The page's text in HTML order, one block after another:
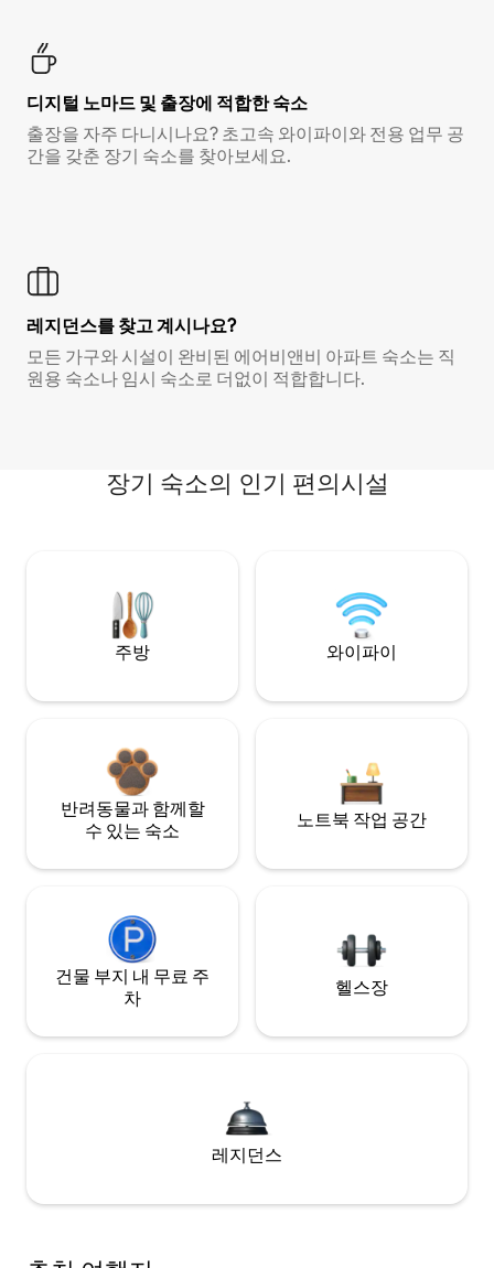
디지털 노마드 및 출장에 적합한 숙소
출장을 자주 다니시나요? 초고속 와이파이와 전용 업무 공
간을 갖춘 장기 숙소를 찾아보세요.
레지던스를 찾고 계시나요?
모든 가구와 시설이 완비된 에어비앤비 아파트 숙소는 직
원용 숙소나 임시 숙소로 더없이 적합합니다.
장기 숙소의 인기 편의시설
주방 와이파이
반려동물과 함께할
수 있는 숙소
노트북 작업 공간
건물 부지 내 무료 주
차
헬스장
레지던스